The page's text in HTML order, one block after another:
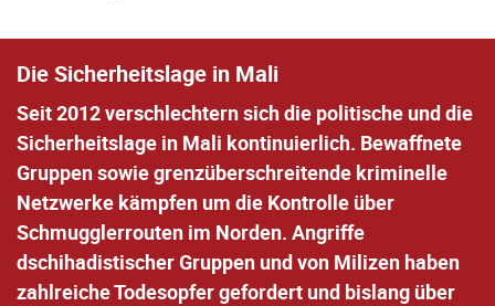
Die Sicherheitslage in Mali
Seit 2012 verschlechtern sich die politische und die
Sicherheitslage in Mali kontinuierlich. Bewaffnete
Gruppen sowie grenzüberschreitende kriminelle
Netzwerke kämpfen um die Kontrolle über
Schmugglerrouten im Norden. Angriffe
dschihadistischer Gruppen und von Milizen haben
zahlreiche Todesopfer gefordert und bislang über